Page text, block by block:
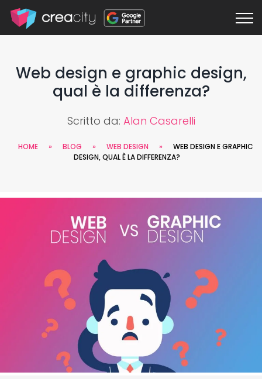
Web design e graphic design,
qual è la differenza?
Scritto da: Alan Casarelli
HOME » BLOG » WEB DESIGN »
WEB DESIGN E GRAPHIC
DESIGN, QUAL È LA DIFFERENZA?